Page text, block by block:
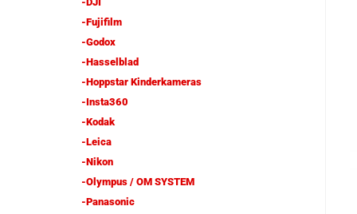
-Fujifilm
-Godox
-Hasselblad
-Hoppstar Kinderkameras
-Insta360
-Kodak
-Leica
-Nikon
-Olympus / OM SYSTEM
-Panasonic